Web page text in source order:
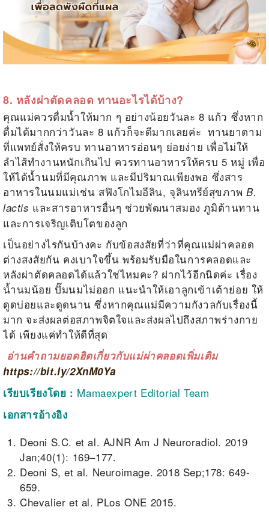
8. หลังผ่าตัดคลอด ทานอะไรได้บ้าง?
คุณแม่ควรดื่มน้ำให้มาก ๆ อย่างน้อยวันละ 8 แก้ว ซึ่งหาก
ดื่มได้มากกว่าวันละ 8 แก้วก็จะดีมากเลยค่ะ ทานยาตาม
ที่แพทย์สั่งให้ครบ ทานอาหารอ่อนๆ ย่อยง่าย เพื่อไม่ให้
ลำไส้ทำงานหนักเกินไป ควรทานอาหารให้ครบ 5 หมู่ เพื่อ
ให้ได้น้ำนมที่มีคุณภาพ และมีปริมาณเพียงพอ ซึ่งสาร
อาหารในนมแม่เช่น สฟิงโกไมอีลิน, จุลินทรีย์สุขภาพB.
lactis และสารอาหารอื่นๆ ช่วยพัฒนาสมอง ภูมิต้านทาน
และการเจริญเติบโตของลูก
เป็นอย่างไรกันบ้างคะ กับข้อสงสัยที่ว่าที่คุณแม่ผ่าคลอด
ต่างสงสัยกัน คงเบาใจขึ้น พร้อมรับมือในการคลอดและ
หลังผ่าตัดคลอดได้แล้วใช่ไหมคะ? ฝากไว้อีกนิดค่ะ เรื่อง
น้ำนมน้อย ปั๊มนมไม่ออก แนะนำให้เอาลูกเข้าเต้าย่อย ให้
ดูดบ่อยและดูดนาน ซึ่งหากคุณแม่มีความกังวลกับเรื่องนี้
มาก จะส่งผลต่อสภาพจิตใจและส่งผลไปถึงสภาพร่างกาย
ได้ เพียงแค่ทำให้ดีที่สุด
อ่านคำถามยอดฮิตเกี่ยวกับแม่ผ่าคลอดเพิ่มเติม
https://bit.ly/2XnM0Ya
เรียบเรียงโดย : Mamaexpert Editorial Team
เอกสารอ้างอิง
Deoni S.C. et al. AJNR Am J Neuroradiol. 2019
Jan;40(1): 169–177.
Deoni S, et al. Neuroimage. 2018 Sep;178: 649-
659.
Chevalier et al. PLos ONE 2015.